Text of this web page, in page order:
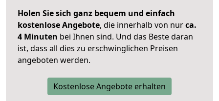
Holen Sie sich ganz bequem und einfach
kostenlose Angebote, die innerhalb von nurca.
4 Minuten bei Ihnen sind. Und das Beste daran
ist, dass all dies zu erschwinglichen Preisen
angeboten werden.
Kostenlose Angebote erhalten